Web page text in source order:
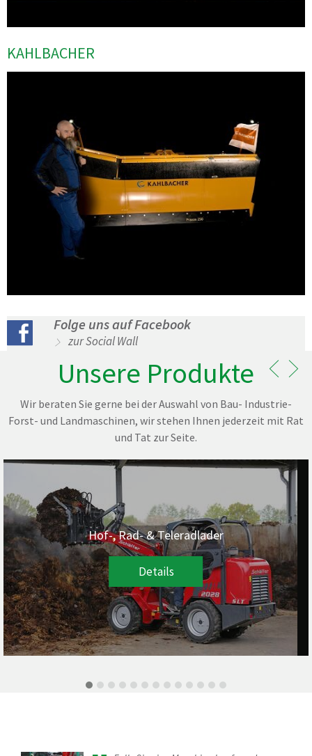
KAHLBACHER
Folge uns auf Facebook
zur Social Wall
Unsere Produkte
Wir beraten Sie gerne bei der Auswahl von Bau- Industrie-
Forst- und Landmaschinen, wir stehen Ihnen jederzeit mit Rat
und Tat zur Seite.
Hof-, Rad- & Teleradlader
Details